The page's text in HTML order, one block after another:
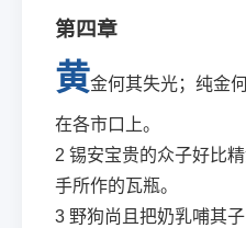
第四章
黄金何其失光；纯金
在各市口上。
2 锡安宝贵的众子好比
手所作的瓦瓶。
3 野狗尚且把奶乳哺其